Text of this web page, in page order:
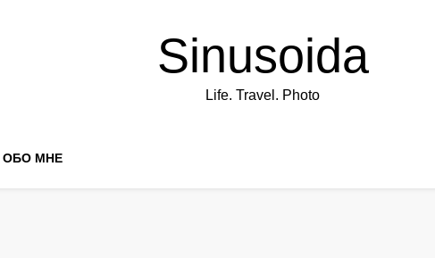
Sinusoida
Life. Travel. Photo
ОБО МНЕ